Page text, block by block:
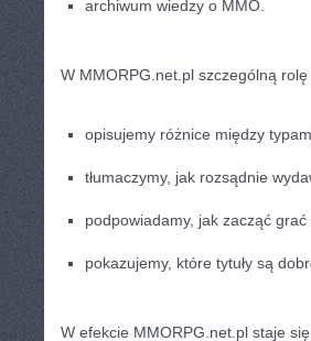
archiwum wiedzy o MMO.
W MMORPG.net.pl szczególną
opisujemy różnice między
tłumaczymy, jak rozsądnie
podpowiadamy, jak zacząć grać
pokazujemy, które tytuły są
W efekcie MMORPG.net.pl staje